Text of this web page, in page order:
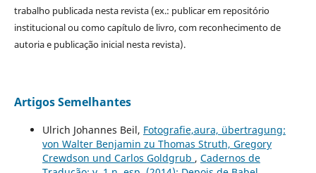
trabalho publicada nesta revista (ex.: publicar em repositório
institucional ou como capítulo de livro, com reconhecimento de
autoria e publicação inicial nesta revista).
Artigos Semelhantes
Ulrich Johannes Beil, Fotografie,aura, übertragung:
von Walter Benjamin zu Thomas Struth, Gregory
Crewdson und Carlos Goldgrub , Cadernos de